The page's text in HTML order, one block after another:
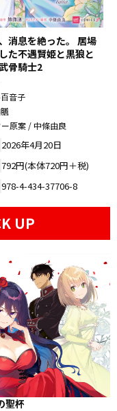
消息を絶った。 居場
た不遇賢姫と黒狼と
骨騎士2
音子
原案 / 中條由良
2026年4月20日
792円(本体720円＋税)
978-4-434-37706-8
UP
聖杯